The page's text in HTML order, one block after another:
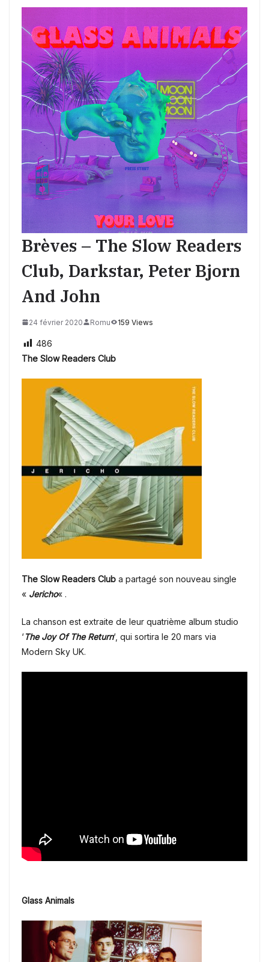
Brèves – The Slow Readers
Club, Darkstar, Peter Bjorn
And John
24 février 2020 Romu 159 Views
486
The Slow Readers Club
The Slow Readers Club a partagé son nouveau single
« Jericho« .
La chanson est extraite de leur quatrième album studio
‘ The Joy Of The Return‘, qui sortira le 20 mars via
Modern Sky UK.
Glass Animals